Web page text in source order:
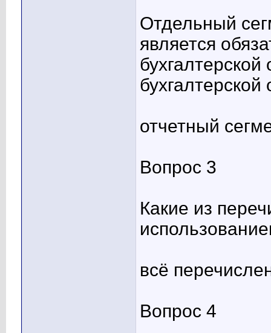
Отдельный
является
бухгалтерской
отчетный
Вопрос 3
Какие из
всё
Вопрос 4